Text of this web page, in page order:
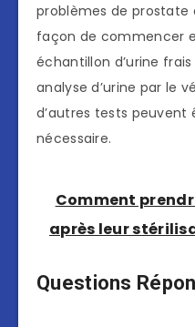
problèmes de prostate
façon de commencer
échantillon d’urine
analyse d’urine par le
d’autres tests
nécessaire.
Comment
après leur
Questions